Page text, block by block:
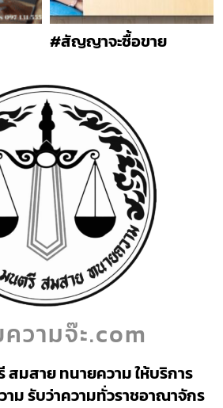
#สัญญาจะซื้อขาย
วามจ๊ะ.com
มสาย ทนายความ ให้บริการ
ม รับว่าความทั่วราชอาณาจักร